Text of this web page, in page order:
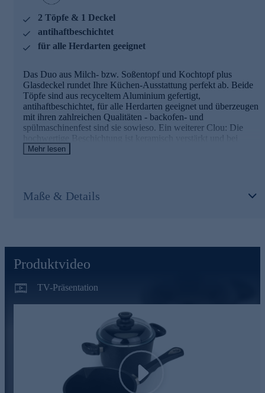
bei Bedarf wiederbeschichtbar
schnelle, gleichmäßige Wärmeverteilung - spart Zeit und
Energie
backofenfest und für die Spülmaschine geeignet
leicht zu reinigen
Gleich hier online bestellen und draufloskochen.
2 Töpfe & 1 Deckel
antihaftbeschichtet
für alle Herdarten geeignet
Das Duo aus Milch- bzw. Soßentopf und Kochtopf plus
Glasdeckel rundet Ihre Küchen-Ausstattung perfekt ab. Beide
Töpfe sind aus recyceltem Aluminium gefertigt,
antihaftbeschichtet, für alle Herdarten geeignet und überzeugen
mit ihren zahlreichen Qualitäten - backofen- und
spülmaschinenfest sind sie sowieso. Ein weiterer Clou: Die
hochwertige Beschichtung ist keramisch verstärkt und bei
Bedarf lassen sich die Töpfe wiederbeschichten.
Freude macht.
aus recyceltem Aluminium, mit Hilfe von Solarenergie
geschmolzen und verarbeitet
mit keramisch verstärkter Antihaftbeschichtung
schnelle, gleichmäßige Wärmeverteilung - spart Zeit und
Energie
backofenfest und für die Spülmaschine geeignet
mit praktischem Schüttrand
leicht zu reinigen
Gleich hier online bestellen und draufloskochen.
Mehr lesen
Maße & Details
Produktvideo
TV-Präsentation
Play